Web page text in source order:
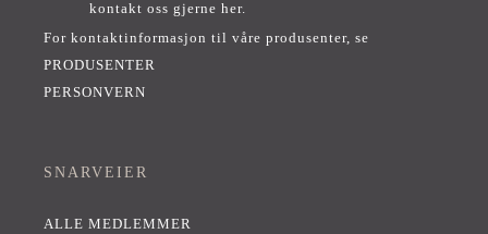
kontakt oss gjerne her.
For kontaktinformasjon til våre produsenter, se
PRODUSENTER
PERSONVERN
SNARVEIER
ALLE MEDLEMMER